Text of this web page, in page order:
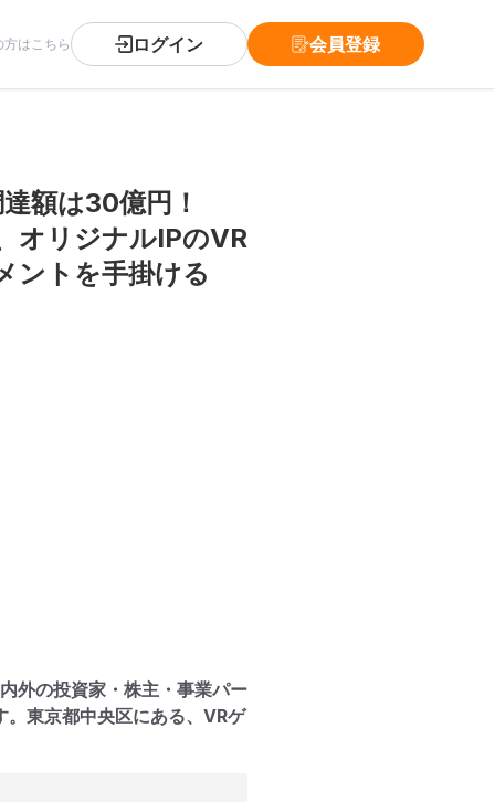
はこちら ログイン 会員登録
額は30億円！
オリジナルIPのVR
ントを手掛ける
外の投資家・株主・事業パー
。東京都中央区にある、VRゲ